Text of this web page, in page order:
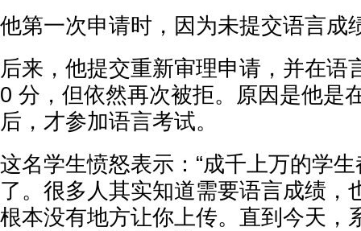
他第一次申请时，因为未提交语言成
后来，他提交重新审理申请，并在语
0 分，但依然再次被拒。原因是他是
后，才参加语言考试。
这名学生愤怒表示：“成千上万的学
了。很多人其实知道需要语言成绩，
根本没有地方让你上传。直到今天，